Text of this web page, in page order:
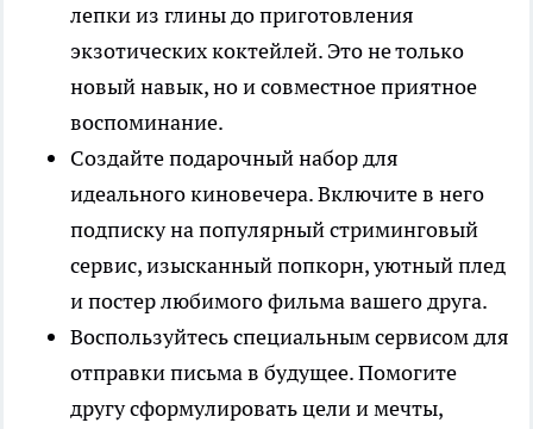
лепки из глины до приготовления
экзотических коктейлей. Это не только
новый навык, но и совместное приятное
воспоминание.
Создайте подарочный набор для
идеального киновечера. Включите в него
подписку на популярный стриминговый
сервис, изысканный попкорн, уютный плед
и постер любимого фильма вашего друга.
Воспользуйтесь специальным сервисом для
отправки письма в будущее. Помогите
другу сформулировать цели и мечты,